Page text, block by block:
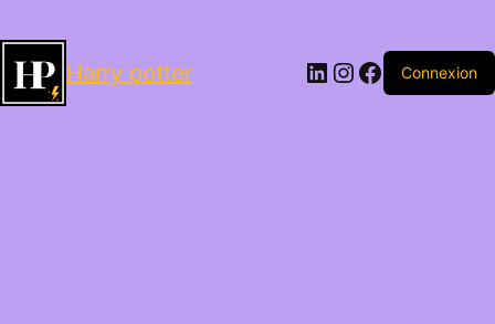
Harry potter LinkedIn
Instagram
Facebook
Connexion